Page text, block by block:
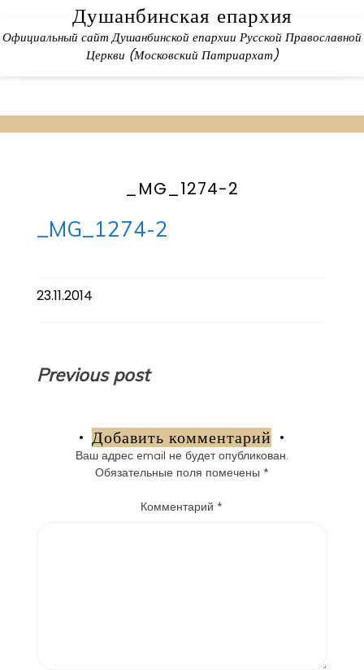
content
Душанбинская епархия
Официальный сайт Душанбинской епархии Русской Православной
Церкви (Московский Патриархат)
_MG_1274-2
_MG_1274-2
23.11.2014
Навигация
записям
Previous post
Добавить комментарий
Ваш адрес email не будет опубликован.
Обязательные поля помечены *
Комментарий*